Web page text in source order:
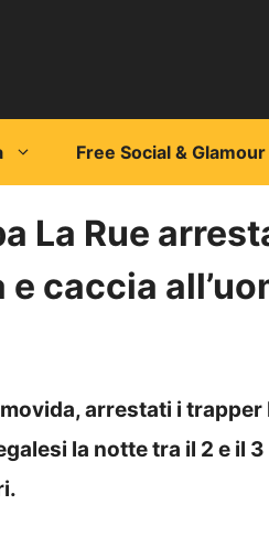
Free Social & Glamour
La Rue
caccia
arrestati i trapper
la notte tra il 2 e il